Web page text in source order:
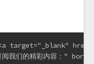
><a target="_blank"
订阅我们的精彩内容：